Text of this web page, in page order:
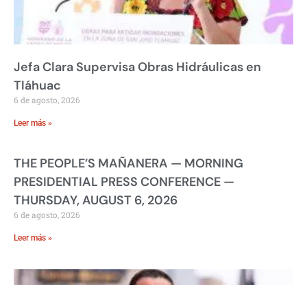
Jefa Clara Supervisa Obras Hidráulicas en
Tláhuac
6 de agosto, 2026
Leer más »
THE PEOPLE’S MAÑANERA — MORNING
PRESIDENTIAL PRESS CONFERENCE —
THURSDAY, AUGUST 6, 2026
6 de agosto, 2026
Leer más »